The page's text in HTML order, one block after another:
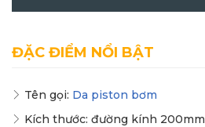
ĐẶC ĐIỂM NỔI BẬT
Tên gọi: Da piston bơm
Kích thước: đường kính